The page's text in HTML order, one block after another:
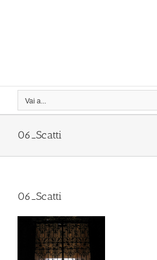
Vai a...
06_Scatti
06_Scatti